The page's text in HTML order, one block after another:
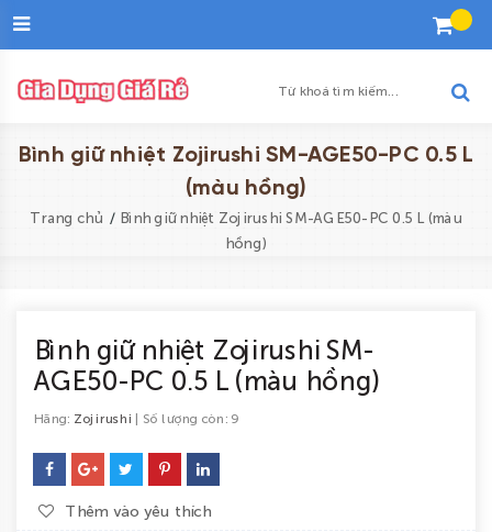
Danh
sách
thích
Khuyến
mại
Bình giữ nhiệt Zojirushi SM-AGE50-PC 0.5 L
(màu hồng)
Trang chủ / Bình giữ nhiệt Zojirushi SM-AGE50-PC 0.5 L (màu
hồng)
Bình giữ nhiệt Zojirushi SM-
AGE50-PC 0.5 L (màu hồng)
Hãng: Zojirushi| Số lượng còn: 9
Thêm vào yêu thích